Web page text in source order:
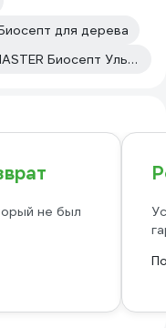
для дерева
Антисептический состав WOODMASTER Биосепт Ультра
не был